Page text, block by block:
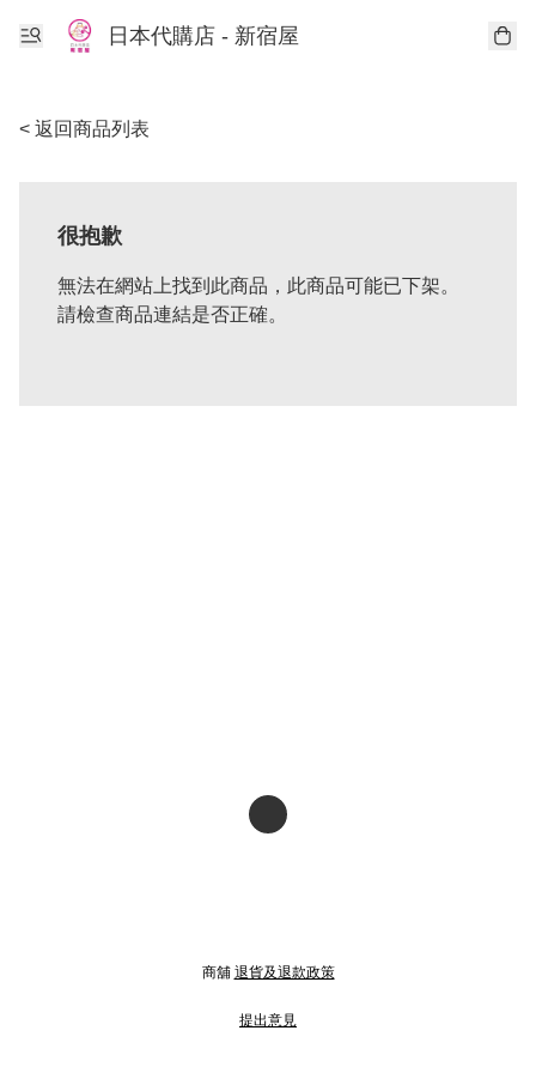
日本代購店 - 新宿屋
< 返回商品列表
很抱歉
無法在網站上找到此商品，此商品可能已下架。
請檢查商品連結是否正確。
商舖 退貨及退款政策
提出意見